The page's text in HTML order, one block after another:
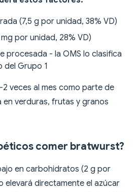
(7,5 g por unidad, 38% VD)
por unidad, 28% VD)
procesada - la OMS lo clasifica
del Grupo 1
veces al mes como parte de
en verduras, frutas y granos
comer bratwurst?
en carbohidratos (2 g por
elevará directamente el azúcar